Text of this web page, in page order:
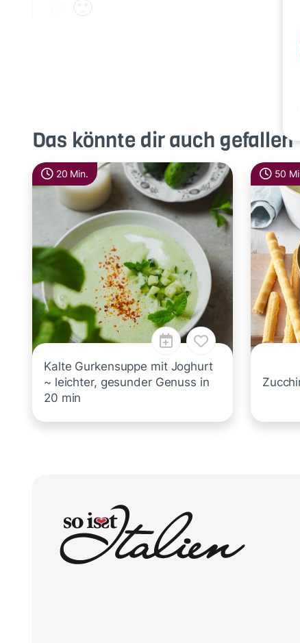
Das könnte dir auch gefallen
20 Min.
Kalte Gurkensuppe mit Joghurt
~ leichter, gesunder Genuss in
20 min
50